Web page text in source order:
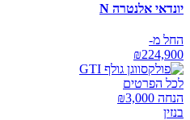
יונדאי אלנטרה N
החל מ-
₪224,900
לכל הפרטים
הנחה ₪ 3,000
בנזין